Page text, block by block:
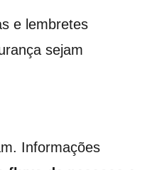
e lembretes
sejam
Informações